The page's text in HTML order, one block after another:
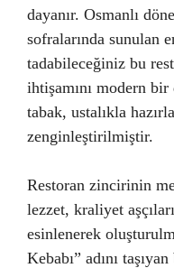
dayanır. Osmanlı
sofralarında sunulan
tadabileceğiniz bu
ihtişamını modern
tabak, ustalıkla
zenginleştirilmiştir.
Restoran zincirinin
lezzet, kraliyet
esinlenerek
Kebabı” adını